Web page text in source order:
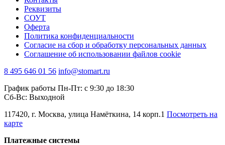
Реквизиты
СОУТ
Оферта
Политика конфиденциальности
Согласие на сбор и обработку персональных данных
Соглашение об использовании файлов cookie
8 495 646 01 56 info@stomart.ru
График работы Пн-Пт: с 9:30 до 18:30
Сб-Вс: Выходной
117420, г. Москва, улица Намёткина, 14 корп.1 Посмотреть на
карте
Платежные системы